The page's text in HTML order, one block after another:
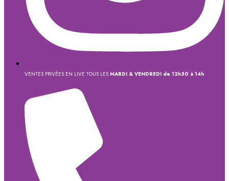
VENTES PRIVÉES EN LIVE TOUS LES MARDI & VENDREDI de 12h30 à 14h